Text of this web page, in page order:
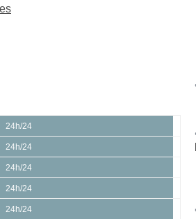
24h/24
24h/24
24h/24
24h/24
24h/24